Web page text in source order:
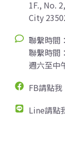
1F., No.
City
聯繫時間：
聯繫時間
週六至中
FB請點我
Line請點